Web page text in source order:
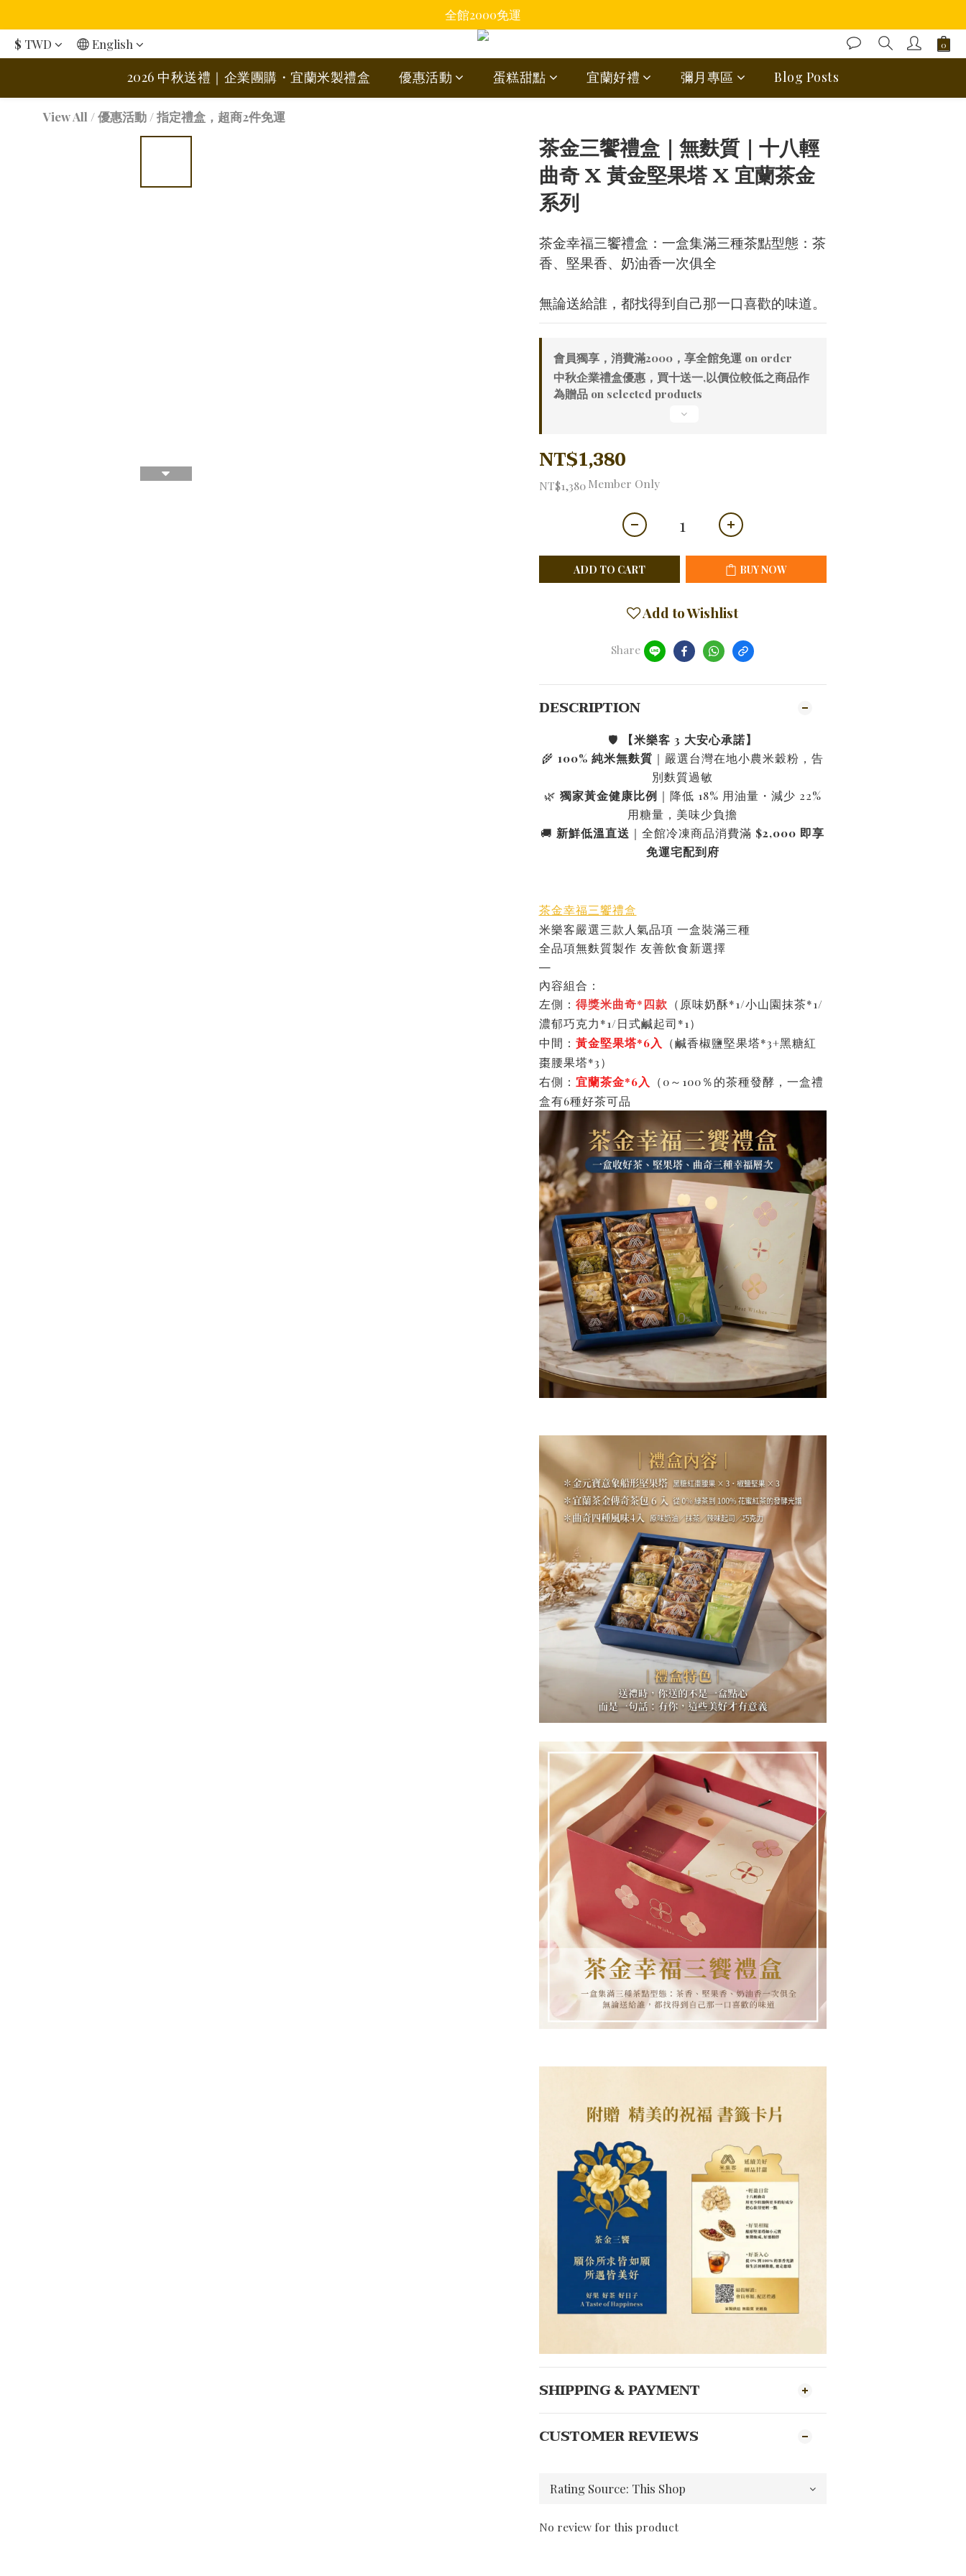
全館2000免運
$ TWD English
2026 中秋送禮｜企業團購・宜蘭米製禮盒 優惠活動 蛋糕甜點 宜蘭好禮 彌月專區 Blog Posts
View All /優惠活動 /指定禮盒，超商2件免運
茶金三饗禮盒｜無麩質｜十八輕
曲奇 X 黃金堅果塔 X 宜蘭茶金
系列
茶金幸福三饗禮盒：一盒集滿三種茶點型態：茶
香、堅果香、奶油香一次俱全
無論送給誰，都找得到自己那一口喜歡的味道。
會員獨享，消費滿2000，享全館免運 on order
中秋企業禮盒優惠，買十送一,以價位較低之商品作
為贈品 on selected products
NT$1,380
NT$1,380 Member Only
ADD TO CART BUY NOW
Add to Wishlist
Share
DESCRIPTION
🛡️
【米樂客 3 大安心承諾】
🌾 100% 純米無麩質 ｜嚴選台灣在地小農米穀粉，告
別麩質過敏
🌿 獨家黃金健康比例 ｜降低 18% 用油量・減少 22%
用糖量，美味少負擔
🚚 新鮮低溫直送 ｜全館冷凍商品消費滿 $2,000 即享
免運宅配到府
茶金幸福三饗禮盒
米樂客嚴選三款人氣品項 一盒裝滿三種
全品項無麩質製作 友善飲食新選擇
—
內容組合：
左側： 得獎米曲奇*四款 （原味奶酥*1/小山園抹茶*1/
濃郁巧克力*1/日式鹹起司*1）
中間： 黃金堅果塔*6入 （鹹香椒鹽堅果塔*3+黑糖紅
棗腰果塔*3）
右側： 宜蘭茶金*6入 （0～100％的茶種發酵，一盒禮
盒有6種好茶可品
SHIPPING & PAYMENT
CUSTOMER REVIEWS
No review for this product